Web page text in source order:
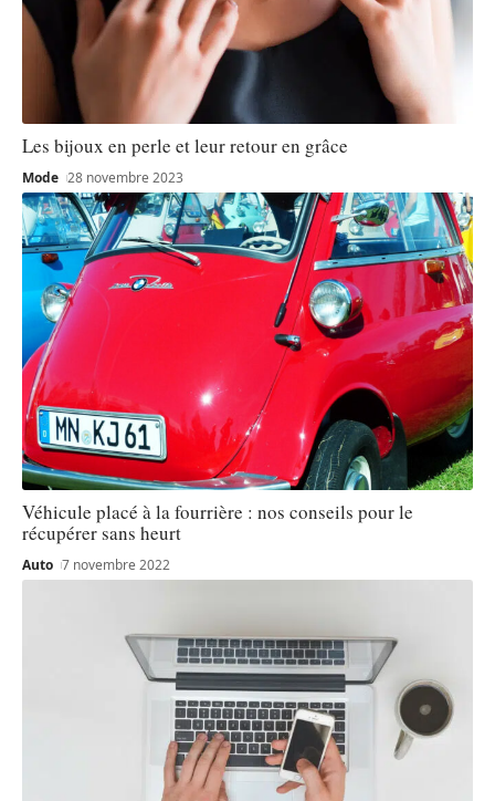
Les bijoux en perle et leur retour en grâce
Mode 28 novembre 2023
Véhicule placé à la fourrière : nos conseils pour le
récupérer sans heurt
Auto 7 novembre 2022